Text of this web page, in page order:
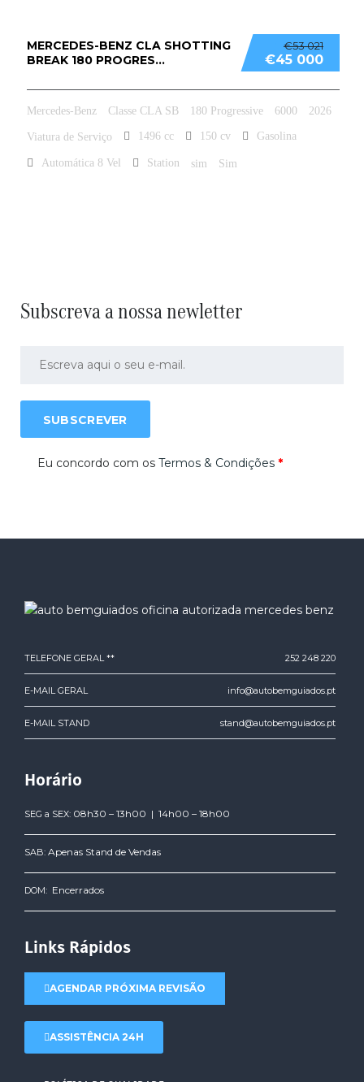
€53 021
€45 000
MERCEDES-BENZ CLA SHOTTING
BREAK 180 PROGRES...
Mercedes-Benz Classe CLA SB 180 Progressive 6000 2026
Viatura de Serviço 1496 cc 150 cv Gasolina
Automática 8 Vel Station sim Sim
Subscreva a nossa newletter
SUBSCREVER
Eu concordo com os Termos & Condições *
TELEFONE GERAL ** 252 248 220
E-MAIL GERAL info@autobemguiados.pt
E-MAIL STAND stand@autobemguiados.pt
Horário
SEG a SEX: 08h30 – 13h00 | 14h00 – 18h00
SAB: Apenas Stand de Vendas
DOM: Encerrados
Links Rápidos
AGENDAR PRÓXIMA REVISÃO
ASSISTÊNCIA 24H